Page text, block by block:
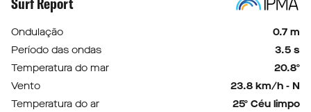
Ondulação
0.7 m
Período das ondas
3.5 s
Temperatura do mar
20.8º
Vento
23.8 km/h - N
Temperatura do ar
25º Céu limpo